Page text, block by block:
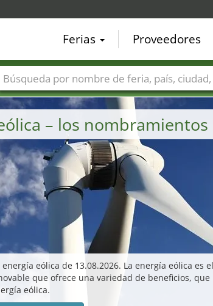
– los nombramientos
eólica de 13.08.2026. La energía eólica
que ofrece una variedad de beneficios,
eólica.
Ferias Proveedores
Nombres de ferias Países Ciudades